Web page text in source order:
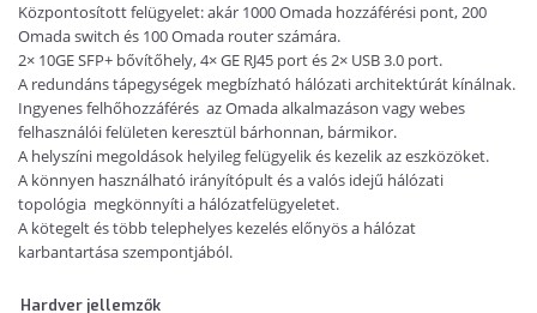
Központosított felügyelet: akár 1000 Omada hozzáférési pont, 200
Omada switch és 100 Omada router számára.
2× 10GE SFP+ bővítőhely, 4× GE RJ45 port és 2× USB 3.0 port.
A redundáns tápegységek megbízható hálózati architektúrát kínálnak.
Ingyenes felhőhozzáférés az Omada alkalmazáson vagy webes
felhasználói felületen keresztül bárhonnan, bármikor.
A helyszíni megoldások helyileg felügyelik és kezelik az eszközöket.
A könnyen használható irányítópult és a valós idejű hálózati
topológia megkönnyíti a hálózatfelügyeletet.
A kötegelt és több telephelyes kezelés előnyös a hálózat
karbantartása szempontjából.
Hardver jellemzők